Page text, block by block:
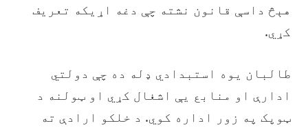
هېڅ داسې قانون نشته چې دغه اړیکه تعریف
کړي.
‏طالبان یوه استبدادي ډله ده چې دولتي
ادارې او منابع یې اشغال کړي او ټولنه د
ټوپک په زور اداره کوي. د خلکو ارادې ته